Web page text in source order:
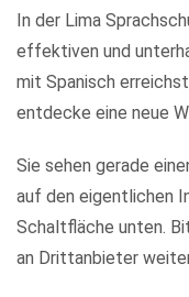
In der Lima
effektiven und
mit Spanisch
entdecke eine neue
Sie sehen gerade
auf den eigentlichen
Schaltfläche unten.
an Drittanbieter